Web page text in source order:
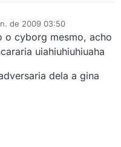
de 2009 03:50
o cyborg mesmo, acho
uiahiuhiuhiuaha
dela a gina